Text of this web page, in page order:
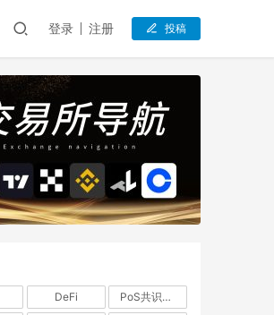
登录 注册 投稿
DeFi
PoS共识机制